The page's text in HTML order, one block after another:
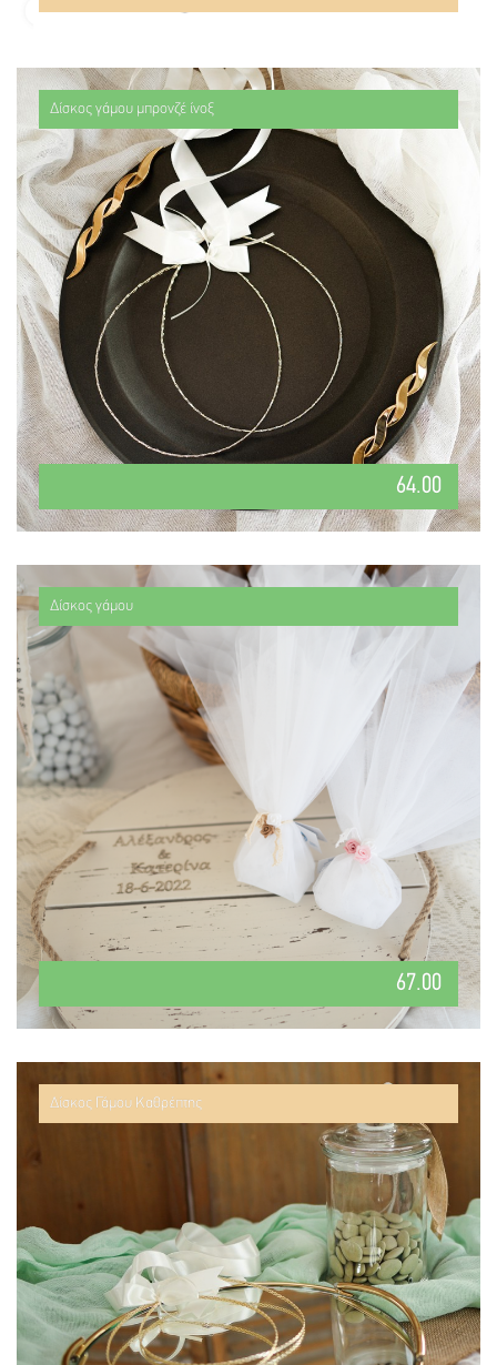
Δίσκος γάμου μπρονζέ ίνοξ
64.00
Δίσκος γάμου
67.00
Δίσκος Γάμου Καθρέπτης